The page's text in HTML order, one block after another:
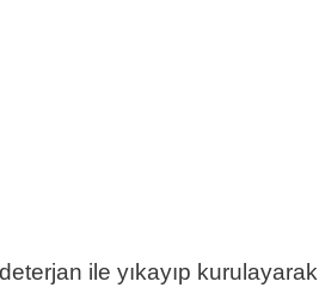
ile yıkayıp kurulayarak